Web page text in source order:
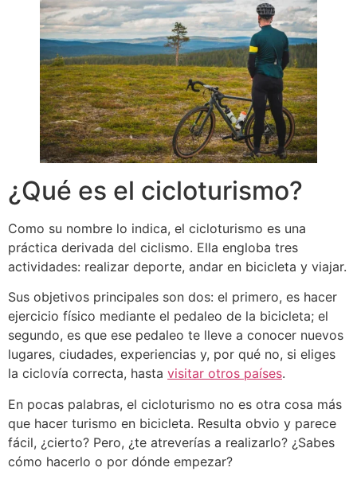
¿Qué es el cicloturismo?
Como su nombre lo indica, el cicloturismo es una
práctica derivada del ciclismo. Ella engloba tres
actividades: realizar deporte, andar en bicicleta y viajar.
Sus objetivos principales son dos: el primero, es hacer
ejercicio físico mediante el pedaleo de la bicicleta; el
segundo, es que ese pedaleo te lleve a conocer nuevos
lugares, ciudades, experiencias y, por qué no, si eliges
la ciclovía correcta, hasta visitar otros países.
En pocas palabras, el cicloturismo no es otra cosa más
que hacer turismo en bicicleta. Resulta obvio y parece
fácil, ¿cierto? Pero, ¿te atreverías a realizarlo? ¿Sabes
cómo hacerlo o por dónde empezar?